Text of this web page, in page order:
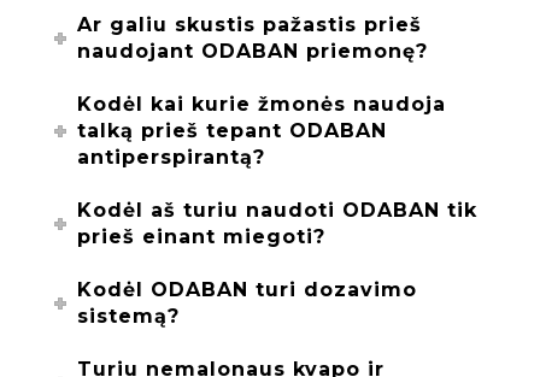
Ar galiu skustis pažastis prieš
naudojant ODABAN priemonę?
Kodėl kai kurie žmonės naudoja
talką prieš tepant ODABAN
antiperspirantą?
Kodėl aš turiu naudoti ODABAN tik
prieš einant miegoti?
Kodėl ODABAN turi dozavimo
sistemą?
Turiu nemalonaus kvapo ir